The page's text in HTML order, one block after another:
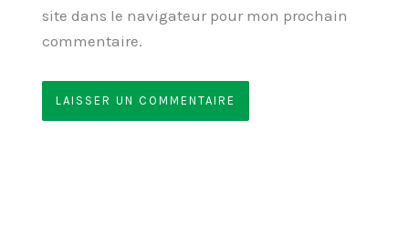
site dans le navigateur pour mon prochain
commentaire.